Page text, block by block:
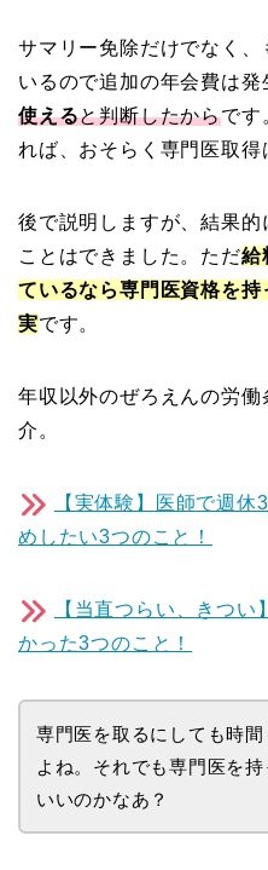
サマリー免除だけでなく
いるので追加の年会費は
使えると判断したからです
れば、おそらく専門医取得
後で説明しますが、結果
ことはできました。ただ給
ているなら専門医資格を
実です。
年収以外のぜろえんの労
介。
【実体験】医師で週
めしたい3つのこと！
【当直つらい、きつ
かった3つのこと！
専門医を取るにしても時
よね。それでも専門医を
いいのかなあ？